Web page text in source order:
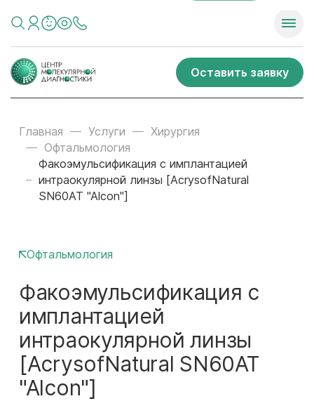
Оставить заявку
Главная Услуги
Хирургия
Офтальмология
Факоэмульсификация с имплантацией
интраокулярной линзы [AcrysofNatural
SN60AT "Alcon"]
Офтальмология
Факоэмульсификация с
имплантацией
интраокулярной линзы
[AcrysofNatural SN60AT
"Alcon"]